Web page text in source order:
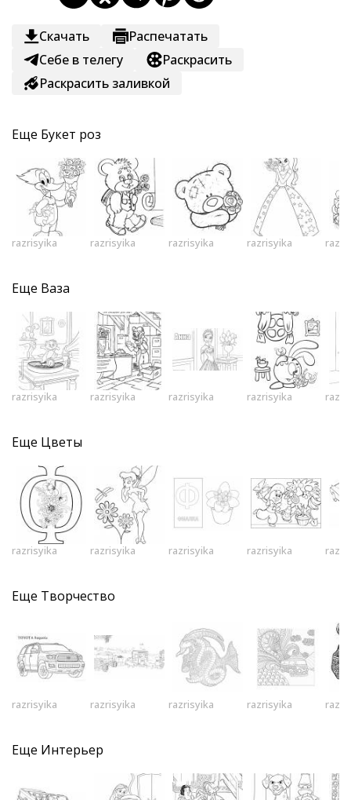
Скачать
Распечатать
Себе в телегу
Раскрасить
Раскрасить заливкой
Еще Букет роз
razrisyika razrisyika razrisyika razrisyika
Еще Ваза
razrisyika razrisyika razrisyika razrisyika
Еще Цветы
razrisyika razrisyika razrisyika razrisyika
Еще Творчество
razrisyika razrisyika razrisyika razrisyika
Еще Интерьер